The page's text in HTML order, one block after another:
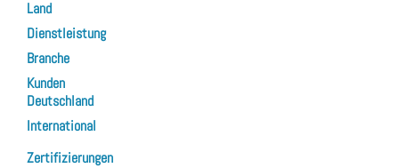
Land
Dienstleistung
Branche
Kunden
Deutschland
International
Zertifizierungen